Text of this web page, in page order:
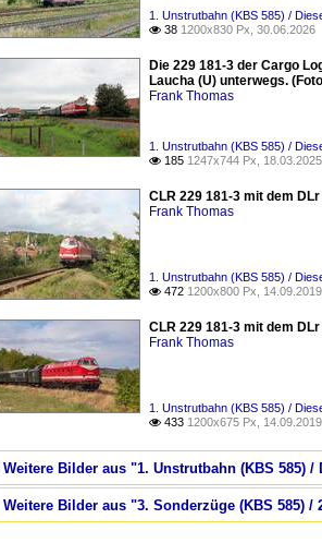
1. Unstrutbahn (KBS 585) /
 38 1200x830 Px, 30.06.2026
Die 229 181-3 der Cargo
Laucha (U) unterwegs.
Frank Thomas
1. Unstrutbahn (KBS 585) /
 185 1247x744 Px, 18.03.2025
CLR 229 181-3 mit dem
Frank Thomas
1. Unstrutbahn (KBS 585) /
 472 1200x800 Px, 14.09.2019
CLR 229 181-3 mit dem
Frank Thomas
1. Unstrutbahn (KBS 585) /
 433 1200x675 Px, 14.09.2019
Weitere Bilder aus "1. Unstrutbahn (KBS 585) /
Weitere Bilder aus "3. Sonderzüge (KBS 585) /